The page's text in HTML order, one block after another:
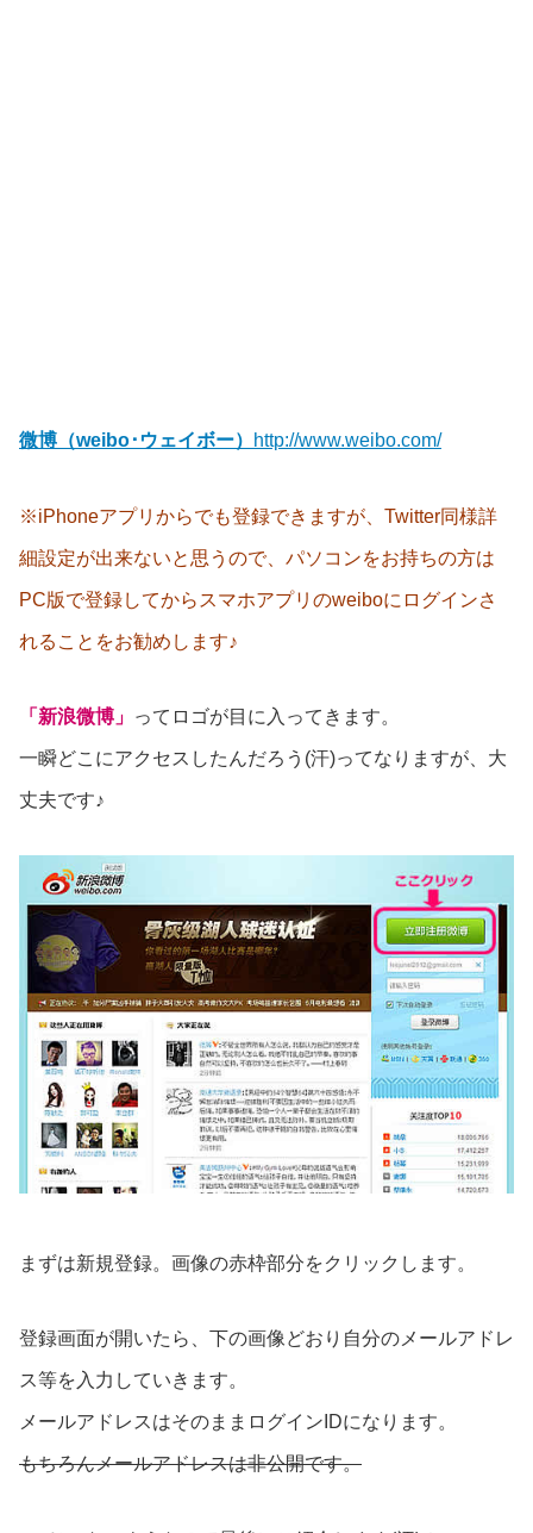
微博（weibo･ウェイボー） http://www.weibo.com/
※iPhoneアプリからでも登録できますが、Twitter同様詳
細設定が出来ないと思うので、パソコンをお持ちの方は
PC版で登録してからスマホアプリのweiboにログインさ
れることをお勧めします♪
「新浪微博」 ってロゴが目に入ってきます。
一瞬どこにアクセスしたんだろう(汗)ってなりますが、大
丈夫です♪
まずは新規登録。画像の赤枠部分をクリックします。
登録画面が開いたら、下の画像どおり自分のメールアドレ
ス等を入力していきます。
メールアドレスはそのままログインIDになります。
もちろんメールアドレスは非公開です。